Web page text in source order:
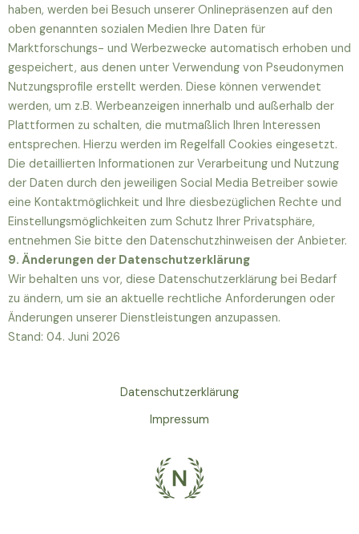
haben, werden bei Besuch unserer Onlinepräsenzen auf den
oben genannten sozialen Medien Ihre Daten für
Marktforschungs- und Werbezwecke automatisch erhoben und
gespeichert, aus denen unter Verwendung von Pseudonymen
Nutzungsprofile erstellt werden. Diese können verwendet
werden, um z.B. Werbeanzeigen innerhalb und außerhalb der
Plattformen zu schalten, die mutmaßlich Ihren Interessen
entsprechen. Hierzu werden im Regelfall Cookies eingesetzt.
Die detaillierten Informationen zur Verarbeitung und Nutzung
der Daten durch den jeweiligen Social Media Betreiber sowie
eine Kontaktmöglichkeit und Ihre diesbezüglichen Rechte und
Einstellungsmöglichkeiten zum Schutz Ihrer Privatsphäre,
entnehmen Sie bitte den Datenschutzhinweisen der Anbieter.
9. Änderungen der Datenschutzerklärung
Wir behalten uns vor, diese Datenschutzerklärung bei Bedarf
zu ändern, um sie an aktuelle rechtliche Anforderungen oder
Änderungen unserer Dienstleistungen anzupassen.
Stand: 04. Juni 2026
Datenschutzerklärung
Impressum